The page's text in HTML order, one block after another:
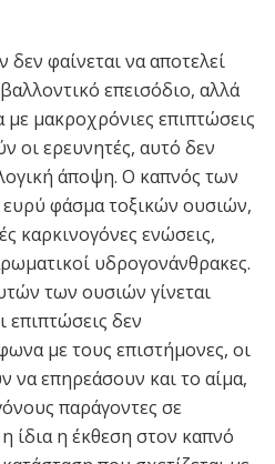
φαίνεται να αποτελεί
επεισόδιο, αλλά
μακροχρόνιες επιπτώσεις
οι ερευνητές, αυτό δεν
άποψη. Ο καπνός των
ευρύ φάσμα τοξικών ουσιών,
καρκινογόνες ενώσεις,
υδρογονάνθρακες.
των ουσιών γίνεται
δεν
με τους επιστήμονες, οι
να επηρεάσουν και το αίμα,
παράγοντες σε
η έκθεση στον καπνό